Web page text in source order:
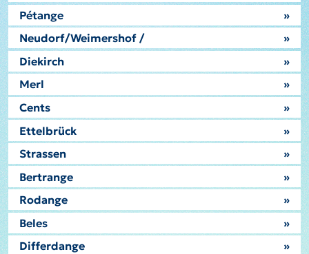
Pétange
»
Neudorf/Weimershof /
»
Diekirch
»
Merl
»
Cents
»
Ettelbrück
»
Strassen
»
Bertrange
»
Rodange
»
Beles
»
Differdange
»